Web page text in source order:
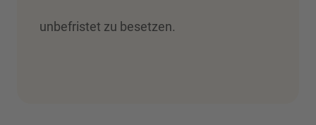
unbefristet zu besetzen.